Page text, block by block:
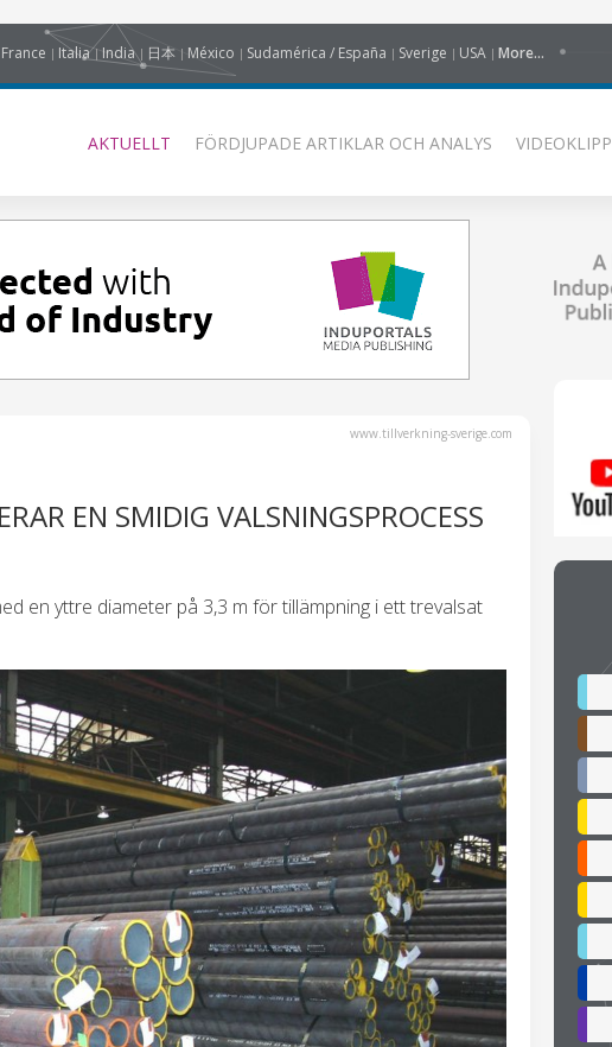
France Italia India 日本 México Sudamérica / España Sverige USA More...
AKTUELLT FÖRDJUPADE ARTIKLAR OCH ANALYS VIDEOKLIPP
www.tillverkning-sverige.com
EN SMIDIG VALSNINGSPROCESS
en yttre diameter på 3,3 m för tillämpning i ett trevalsat